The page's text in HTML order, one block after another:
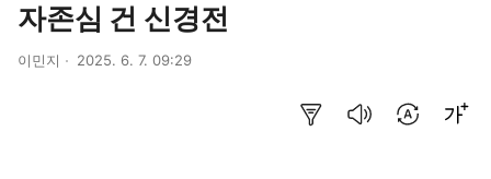
자존심 건 신경전
이민지 2025. 6. 7. 09:29